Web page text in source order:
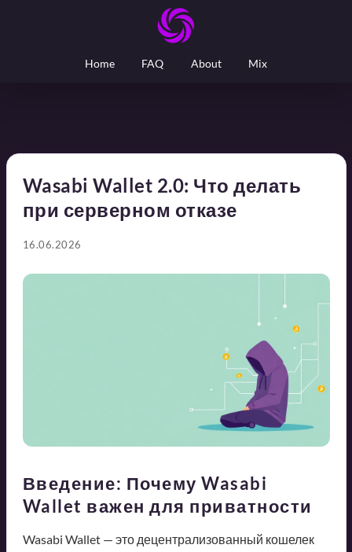
Home FAQ About Mix
Wasabi Wallet 2.0: Что делать
при серверном отказе
16.06.2026
Введение: Почему Wasabi
Wallet важен для приватности
Wasabi Wallet — это децентрализованный кошелек